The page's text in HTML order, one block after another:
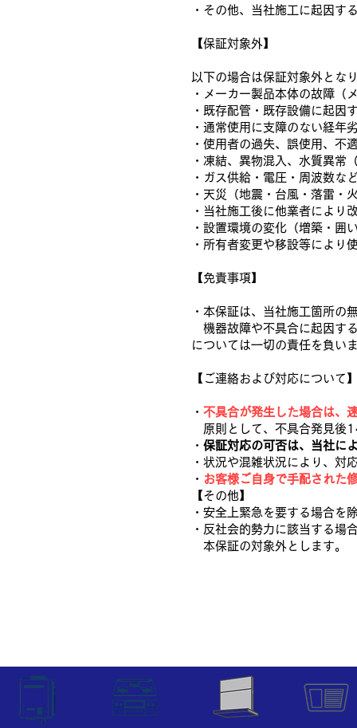
・その他、当社施工に起因す
【保証対象外】
以下の場合は保証対象外とな
・メーカー製品本体の故障（
・既存配管・既存設備に起因
・通常使用に支障のない経年
・使用者の過失、誤使用、不
・凍結、異物混入、水質異常
・ガス供給・電圧・周波数な
・天災（地震・台風・落雷・
・当社施工後に他業者により
・設置環境の変化（増築・囲
・所有者変更や移設等により
【免責事項】
・本保証は、当社施工箇所の
機器故障や不具合に起因す
については一切の責任を負い
【ご連絡および対応について
・ 不具合が発生した場合は、
原則として、不具合発見後
・ 保証対応の可否は、当社に
・状況や混雑状況により、対
・ お客様ご自身で手配された
【その他】
・安全上緊急を要する場合を
・反社会的勢力に該当する場
本保証の対象外とします。